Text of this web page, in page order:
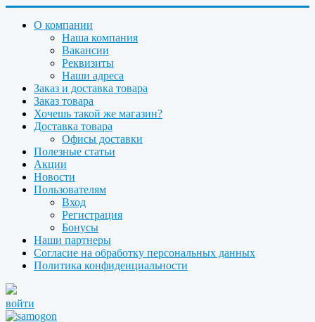
О компании
Наша компания
Вакансии
Реквизиты
Наши адреса
Заказ и доставка товара
Заказ товара
Хочешь такой же магазин?
Доставка товара
Офисы доставки
Полезные статьи
Акции
Новости
Пользователям
Вход
Регистрация
Бонусы
Наши партнеры
Согласие на обработку персональных данных
Политика конфиденциальности
войти